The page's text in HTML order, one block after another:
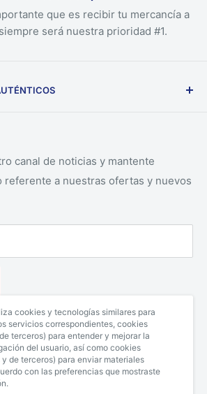
que es recibir tu mercancía a
será nuestra prioridad #1.
los fabricantes.
canal de noticias y mantente
referente a nuestras ofertas y nuevos
cookies y tecnologías similares para
servicios correspondientes, cookies
terceros) para entender y mejorar la
del usuario, así como cookies
de terceros) para enviar materiales
con las preferencias que mostraste